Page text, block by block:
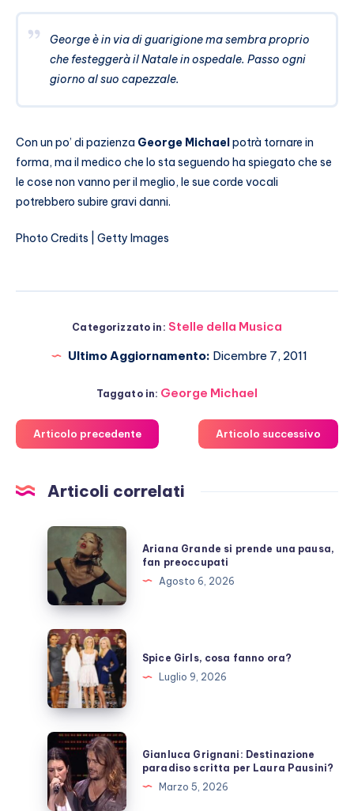
George è in via di guarigione ma sembra proprio
che festeggerà il Natale in ospedale. Passo ogni
giorno al suo capezzale.
Con un po’ di pazienza George Michaelpotrà tornare in
forma, ma il medico che lo sta seguendo ha spiegato che se
le cose non vanno per il meglio, le sue corde vocali
potrebbero subire gravi danni.
Photo Credits | Getty Images
Categorizzato in: Stelle della Musica
Ultimo Aggiornamento: Dicembre 7, 2011
Taggato in: George Michael
Articolo precedente Articolo successivo
Articoli correlati
Ariana
Grande
si
prende
una
pausa,
fan
preoccupati
Ariana Grande si prende una pausa,
fan preoccupati
Agosto 6, 2026
Spice
Girls,
cosa
fanno
ora?
Spice Girls, cosa fanno ora?
Luglio 9, 2026
Gianluca
Grignani:
Destinazione
paradiso
Gianluca Grignani: Destinazione
paradiso scritta per Laura Pausini?
Marzo 5, 2026